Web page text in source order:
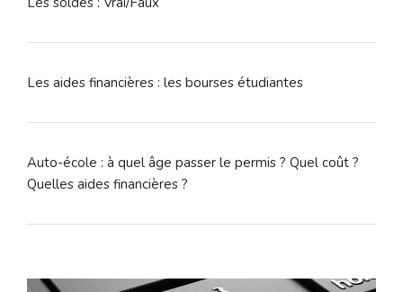
Les aides financières : les bourses étudiantes
Auto-école : à quel âge passer le permis ? Quel coût ?
Quelles aides financières ?